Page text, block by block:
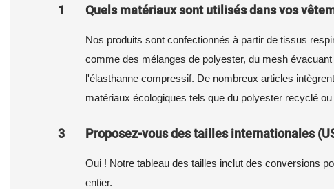
1 Quels matériaux sont utilisés dans vos
Nos produits sont confectionnés à partir de tissus
comme des mélanges de polyester, du mesh
l'élasthanne compressif. De nombreux articles
matériaux écologiques tels que du polyester recyclé
3 Proposez-vous des tailles internationales
Oui ! Notre tableau des tailles inclut des conversions
entier.